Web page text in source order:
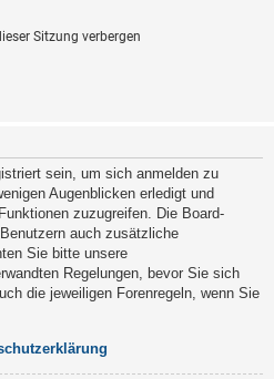
Sitzung verbergen
sein, um sich anmelden zu
Augenblicken erledigt und
zuzugreifen. Die Board-
auch zusätzliche
Sie bitte unsere
Regelungen, bevor Sie sich
die jeweiligen Forenregeln, wenn Sie